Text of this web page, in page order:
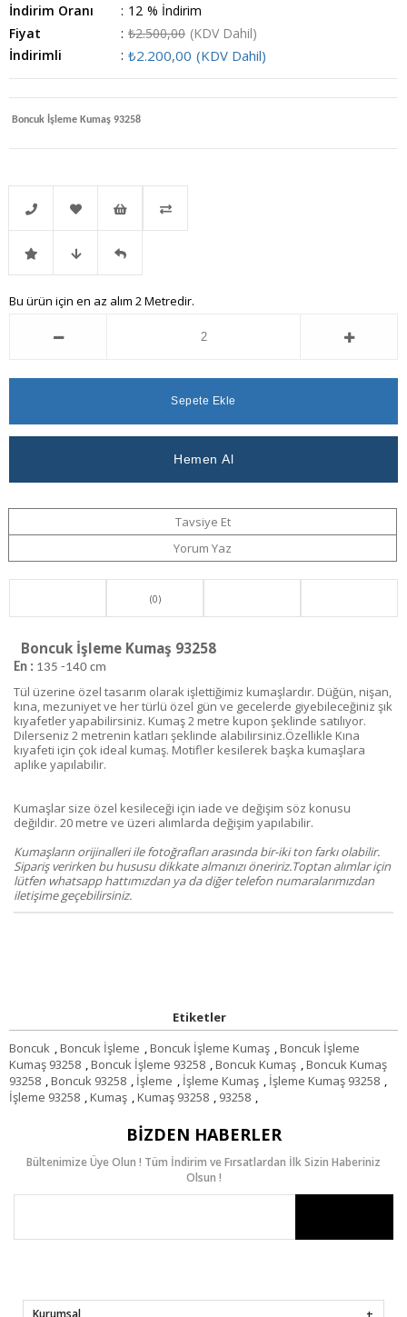
İndirim Oranı : %
12
İndirim
Fiyat
: ₺2.500,00 (KDV Dahil)
İndirimli
: ₺2.200,00 (KDV Dahil)
Boncuk İşleme Kumaş 93258
Telefonla
Sipariş
Favorilere
Ekle
İstek
Listeme
İndirimli Fiyat
Ver
Gelince
Bu ürün için en az alım 2 Metredir.
Tavsiye Et
Yorum Yaz
(0)
Boncuk İşleme Kumaş 93258
En : 135 -140 cm
Tül üzerine özel tasarım olarak işlettiğimiz kumaşlardır. Düğün, nişan,
kına, mezuniyet ve her türlü özel gün ve gecelerde giyebileceğiniz şık
kıyafetler yapabilirsiniz. Kumaş 2 metre kupon şeklinde satılıyor.
Dilerseniz 2 metrenin katları şeklinde alabilirsiniz.Özellikle Kına
kıyafeti için çok ideal kumaş. Motifler kesilerek başka kumaşlara
aplike yapılabilir.
Kumaşlar size özel kesileceği için iade ve değişim söz konusu
değildir. 20 metre ve üzeri alımlarda değişim yapılabilir.
Kumaşların orijinalleri ile fotoğrafları arasında bir-iki ton farkı olabilir.
Sipariş verirken bu hususu dikkate almanızı öneririz.Toptan alımlar için
lütfen whatsapp hattımızdan ya da diğer telefon numaralarımızdan
iletişime geçebilirsiniz.
Etiketler
Boncuk ,Boncuk İşleme ,Boncuk İşleme Kumaş ,Boncuk İşleme
Kumaş 93258 ,Boncuk İşleme 93258 ,Boncuk Kumaş ,Boncuk Kumaş
93258 ,Boncuk 93258 , İşleme , İşleme Kumaş , İşleme Kumaş 93258 ,
İşleme 93258 ,Kumaş ,Kumaş 93258 , 93258 ,
BIZDEN HABERLER
Bültenimize Üye Olun ! Tüm İndirim ve Fırsatlardan İlk Sizin Haberiniz
Olsun !
Kurumsal